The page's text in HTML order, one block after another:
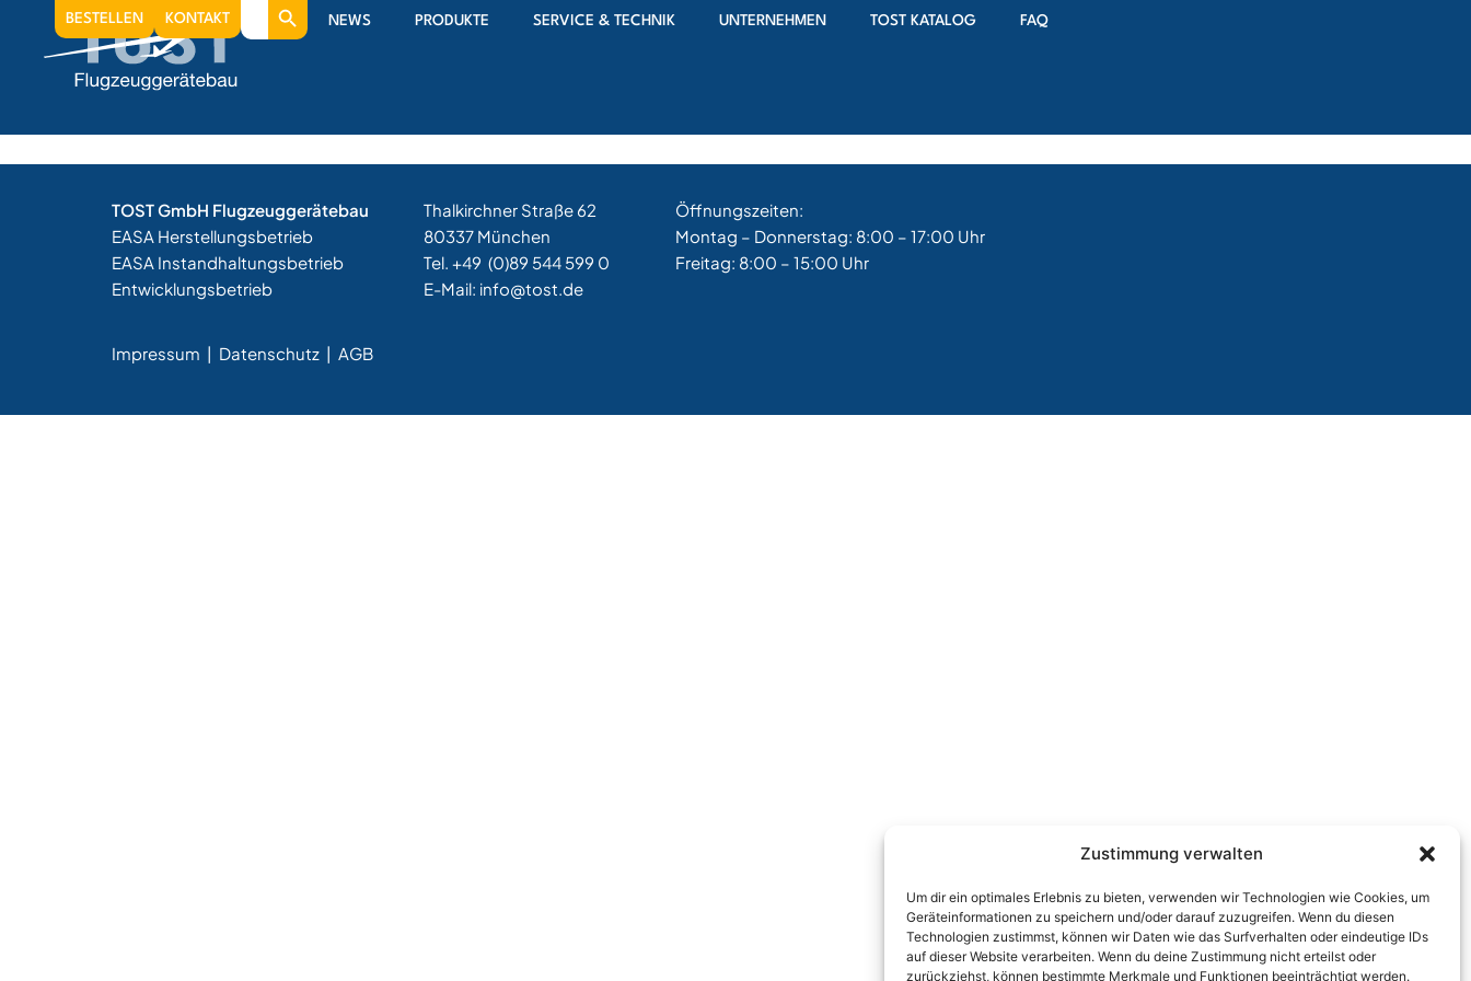
Zustimmung verwalten
Um dir ein optimales Erlebnis zu bieten, verwenden wir Technologien wie Cookies, um
Geräteinformationen zu speichern und/oder darauf zuzugreifen. Wenn du diesen
Technologien zustimmst, können wir Daten wie das Surfverhalten oder eindeutige IDs
auf dieser Website verarbeiten. Wenn du deine Zustimmung nicht erteilst oder
zurückziehst, können bestimmte Merkmale und Funktionen beeinträchtigt werden.
NEWS PRODUKTE SERVICE & TECHNIK UNTERNEHMEN TOST KATALOG FAQ
BESTELLEN KONTAKT
Search
for:
2023
Expansion of our company premises, new office with a beautiful customer reception area directly at Thalkirchner Str. 62: Welcome!
TOST GmbH Flugzeuggerätebau
EASA Herstellungsbetrieb
EASA Instandhaltungsbetrieb
Entwicklungsbetrieb
Thalkirchner Straße 62
80337 München
Tel. +49 (0)89 544 599 0
E-Mail: info@tost.de
Öffnungszeiten:
Montag – Donnerstag: 8:00 – 17:00 Uhr
Freitag: 8:00 – 15:00 Uhr
Impressum | Datenschutz | AGB